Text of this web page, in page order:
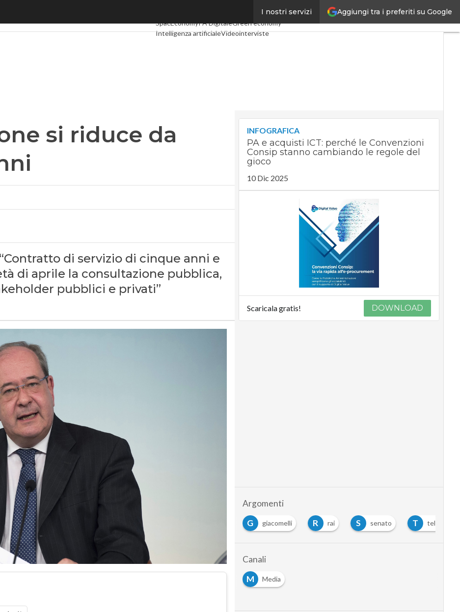
Aggiungi tra i preferiti su Google
I nostri servizi
Industria 4.0
SpacEconomyPA DigitaleGreen economy
Intelligenza artificialeVideointerviste
si riduce da
di servizio di cinque anni e
di aprile la consultazione pubblica,
pubblici e privati”
INFOGRAFICA
PA e acquisti ICT: perché le Convenzioni
Consip stanno cambiando le regole del
gioco
10 Dic 2025
Scaricala gratis! DOWNLOAD
Argomenti
G giacomelli R rai S senato T
Canali
M
Media